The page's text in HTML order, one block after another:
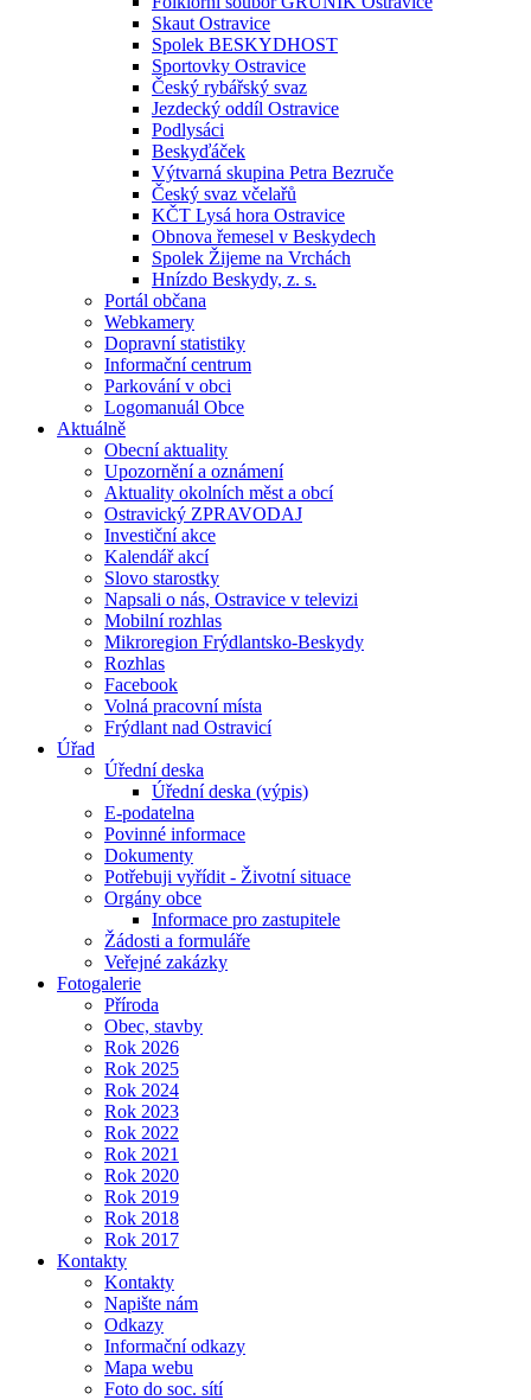
Skaut Ostravice
Spolek BESKYDHOST
Sportovky Ostravice
Český rybářský svaz
Jezdecký oddíl Ostravice
Podlysáci
Beskyďáček
Výtvarná skupina Petra Bezruče
Český svaz včelařů
KČT Lysá hora Ostravice
Obnova řemesel v Beskydech
Spolek Žijeme na Vrchách
Hnízdo Beskydy, z. s.
Portál občana
Webkamery
Dopravní statistiky
Informační centrum
Parkování v obci
Logomanuál Obce
Aktuálně
Obecní aktuality
Upozornění a oznámení
Aktuality okolních měst a obcí
Ostravický ZPRAVODAJ
Investiční akce
Kalendář akcí
Slovo starostky
Napsali o nás, Ostravice v televizi
Mobilní rozhlas
Mikroregion Frýdlantsko-Beskydy
Rozhlas
Facebook
Volná pracovní místa
Frýdlant nad Ostravicí
Úřad
Úřední deska
Úřední deska (výpis)
E-podatelna
Povinné informace
Dokumenty
Potřebuji vyřídit - Životní situace
Orgány obce
Informace pro zastupitele
Žádosti a formuláře
Veřejné zakázky
Fotogalerie
Příroda
Obec, stavby
Rok 2026
Rok 2025
Rok 2024
Rok 2023
Rok 2022
Rok 2021
Rok 2020
Rok 2019
Rok 2018
Rok 2017
Kontakty
Kontakty
Napište nám
Odkazy
Informační odkazy
Mapa webu
Foto do soc. sítí